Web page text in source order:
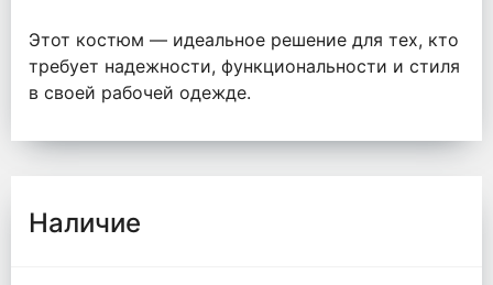
Этот костюм — идеальное решение для тех, кто
требует надежности, функциональности и стиля
в своей рабочей одежде.
Наличие